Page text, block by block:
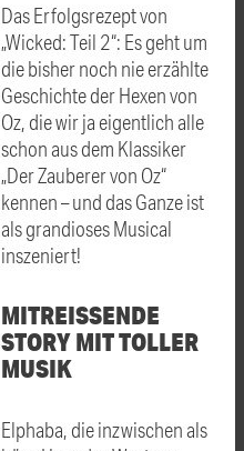
Das Erfolgsrezept von
„Wicked: Teil 2“: Es geht um
die bisher noch nie erzählte
Geschichte der Hexen von
Oz, die wir ja eigentlich alle
schon aus dem Klassiker
„Der Zauberer von Oz“
kennen – und das Ganze ist
als grandioses Musical
inszeniert!
MITREISSENDE S
TORY MIT TOLLER M
USIK
Elphaba, die inzwischen als